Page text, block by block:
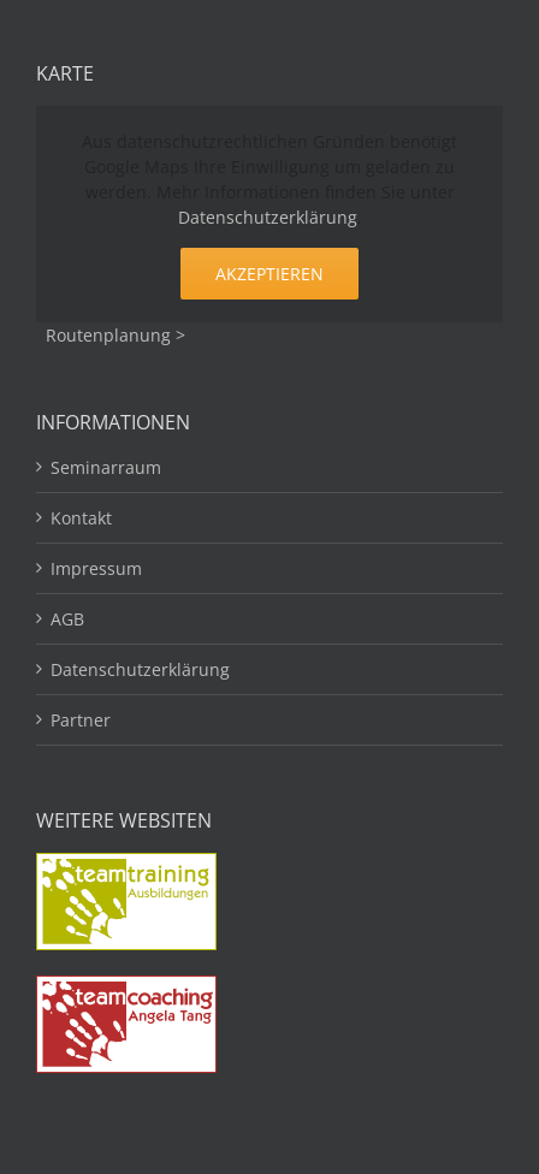
KARTE
Datenschutzerklärung.
AKZEPTIEREN
Routenplanung >
INFORMATIONEN
Seminarraum
Kontakt
Impressum
AGB
Datenschutzerklärung
Partner
WEITERE WEBSITEN